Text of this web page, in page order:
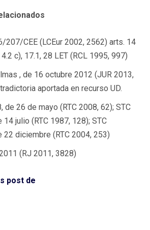
207/CEE (LCEur 2002, 2562) arts. 14
c), 17.1, 28 LET (RCL 1995, 997)
, de 16 octubre 2012 (JUR 2013,
aportada en recurso UD.
de 26 de mayo (RTC 2008, 62); STC
julio (RTC 1987, 128); STC
diciembre (RTC 2004, 253)
(RJ 2011, 3828)
post de